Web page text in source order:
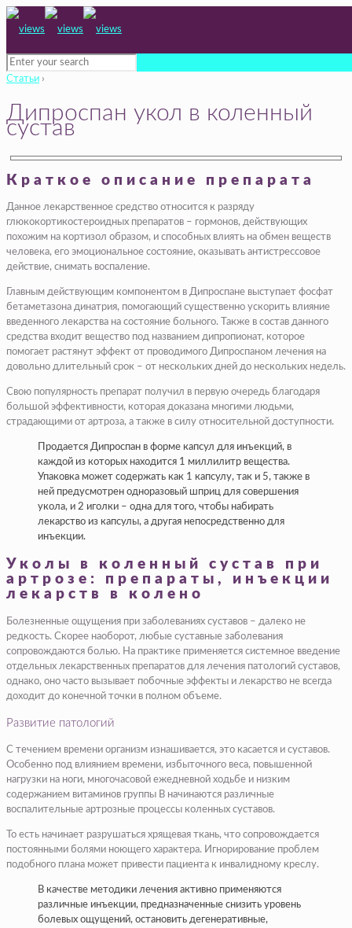
Статьи ›
Дипроспан укол в коленный
сустав
Краткое описание препарата
Данное лекарственное средство относится к разряду
глюкокортикостероидных препаратов – гормонов, действующих
похожим на кортизол образом, и способных влиять на обмен веществ
человека, его эмоциональное состояние, оказывать антистрессовое
действие, снимать воспаление.
Главным действующим компонентом в Дипроспане выступает фосфат
бетаметазона динатрия, помогающий существенно ускорить влияние
введенного лекарства на состояние больного. Также в состав данного
средства входит вещество под названием дипропионат, которое
помогает растянут эффект от проводимого Дипроспаном лечения на
довольно длительный срок – от нескольких дней до нескольких недель.
Свою популярность препарат получил в первую очередь благодаря
большой эффективности, которая доказана многими людьми,
страдающими от артроза, а также в силу относительной доступности.
Продается Дипроспан в форме капсул для инъекций, в
каждой из которых находится 1 миллилитр вещества.
Упаковка может содержать как 1 капсулу, так и 5, также в
ней предусмотрен одноразовый шприц для совершения
укола, и 2 иголки – одна для того, чтобы набирать
лекарство из капсулы, а другая непосредственно для
инъекции.
Уколы в коленный сустав при
артрозе: препараты, инъекции
лекарств в колено
Болезненные ощущения при заболеваниях суставов – далеко не
редкость. Скорее наоборот, любые суставные заболевания
сопровождаются болью. На практике применяется системное введение
отдельных лекарственных препаратов для лечения патологий суставов,
однако, оно часто вызывает побочные эффекты и лекарство не всегда
доходит до конечной точки в полном объеме.
Развитие патологий
С течением времени организм изнашивается, это касается и суставов.
Особенно под влиянием времени, избыточного веса, повышенной
нагрузки на ноги, многочасовой ежедневной ходьбе и низким
содержанием витаминов группы B начинаются различные
воспалительные артрозные процессы коленных суставов.
То есть начинает разрушаться хрящевая ткань, что сопровождается
постоянными болями ноющего характера. Игнорирование проблем
подобного плана может привести пациента к инвалидному креслу.
В качестве методики лечения активно применяются
различные инъекции, предназначенные снизить уровень
болевых ощущений, остановить дегенеративные,